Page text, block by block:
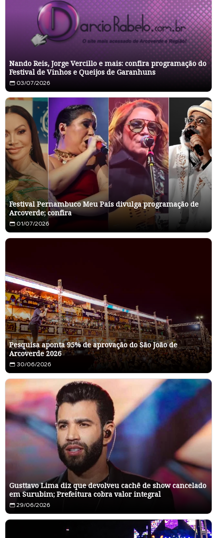
Nando Reis, Jorge Vercillo e mais: confira programação do
Festival de Vinhos e Queijos de Garanhuns
03/07/2026
Festival Pernambuco Meu País divulga programação de
Arcoverde; confira
01/07/2026
Pesquisa aponta 95% de aprovação do São João de
Arcoverde 2026
30/06/2026
Gusttavo Lima diz que devolveu cachê de show cancelado
em Surubim; Prefeitura cobra valor integral
29/06/2026